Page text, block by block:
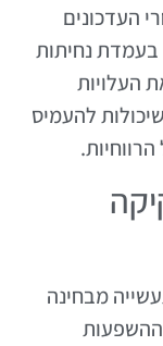
העדכונים
נחיתות
העלויות
להעמיס
מבחינה